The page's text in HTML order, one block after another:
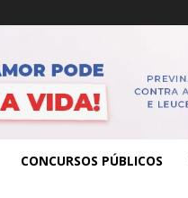
CONCURSOS PÚBLICOS